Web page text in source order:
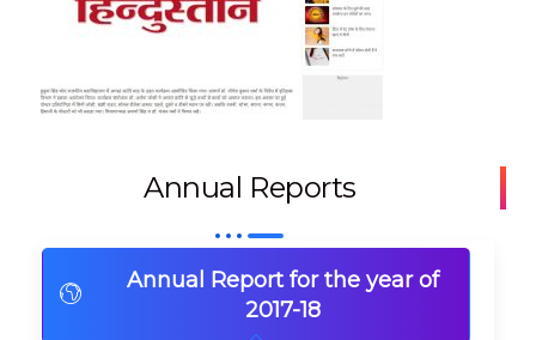
Annual Reports
Annual Report for the year of
2017-18